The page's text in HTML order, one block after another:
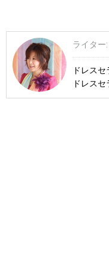
ライター:
ドレス
ドレス